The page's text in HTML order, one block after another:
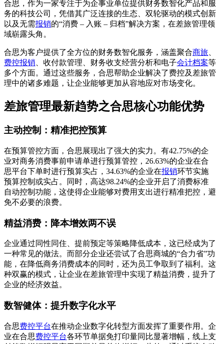
合思，作为一家专注于为企事业单位提供财务数智化产品和服
务的科技公司，凭借其广泛连接的生态、双轮驱动的模式创新
以及无需报销的“消费 – 入账 – 归档”解决方案，在差旅管理领
域崭露头角。
合思为客户提供了全方位的财务数智化服务，涵盖聚合商旅、
费控报销、收付款管理、财务收支经营分析和电子会计档案等
多个方面。通过这些服务，合思帮助企业解决了费控及差旅管
理中的诸多难题，让企业能够更加从容地应对市场变化。
差旅管理最新趋势之合思核心功能优势
主动控制：精准把控预算
在预算管控方面，合思展现出了强大的实力。有42.75%的企
业对商务消费事前申请单进行预算管控，26.63%的企业在合
思平台下单时进行预算实占，34.63%的企业在报销环节实施
预算控制或实占。同时，高达98.24%的企业开启了消费标准
自动控制功能，这使得企业能够对费用支出进行精准把控，避
免不必要的浪费。
精益消费：降本增效两不误
企业通过同性同住、提前预定等策略降低成本，这已经成为了
一种常见的做法。而部分企业还尝试了合思商城的“合力省”功
能，在降低商务消费成本的同时，还为员工争取到了福利。这
种双赢的模式，让企业在差旅管理中实现了精益消费，提升了
企业的经济效益。
数智健体：提升数字化水平
合思费控平台在推动企业数字化转型方面发挥了重要作用。企
业在合思费控平台各环节单据免打印量同比显著增幅，线上支